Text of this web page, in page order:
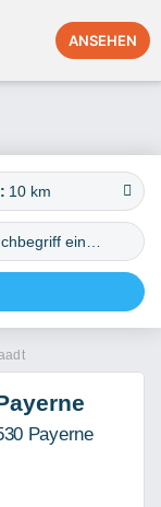
ANSEHEN
Österreich
10 km
Payerne